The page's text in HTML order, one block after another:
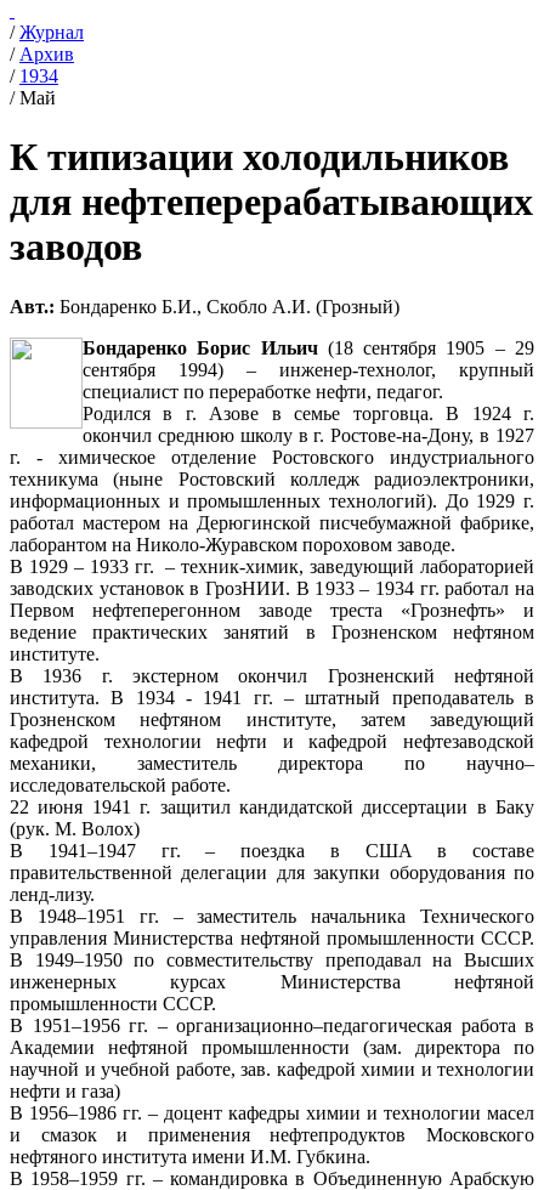
/Журнал
/ Архив
/ 1934
/Май
К типизации холодильников
для нефтеперерабатывающих
заводов
Авт.: Бондаренко Б.И., Скобло А.И. (Грозный)
Бондаренко Борис Ильич (18 сентября 1905 – 29
сентября 1994) – инженер-технолог, крупный
специалист по переработке нефти, педагог.
Родился в г. Азове в семье торговца. В 1924 г.
окончил среднюю школу в г. Ростове-на-Дону, в 1927
г. - химическое отделение Ростовского индустриального
техникума (ныне Ростовский колледж радиоэлектроники,
информационных и промышленных технологий). До 1929 г.
работал мастером на Дерюгинской писчебумажной фабрике,
лаборантом на Николо-Журавском пороховом заводе.
В 1929 – 1933 гг. – техник-химик, заведующий лабораторией
заводских установок в ГрозНИИ. В 1933 – 1934 гг. работал на
Первом нефтеперегонном заводе треста «Грознефть» и
ведение практических занятий в Грозненском нефтяном
институте.
В 1936 г. экстерном окончил Грозненский нефтяной
института. В 1934 - 1941 гг. – штатный преподаватель в
Грозненском нефтяном институте, затем заведующий
кафедрой технологии нефти и кафедрой нефтезаводской
механики, заместитель директора по научно–
исследовательской работе.
22 июня 1941 г. защитил кандидатской диссертации в Баку
(рук. М. Волох)
В 1941–1947 гг. – поездка в США в составе
правительственной делегации для закупки оборудования по
ленд-лизу.
В 1948–1951 гг. – заместитель начальника Технического
управления Министерства нефтяной промышленности СССР.
В 1949–1950 по совместительству преподавал на Высших
инженерных курсах Министерства нефтяной
промышленности СССР.
В 1951–1956 гг. – организационно–педагогическая работа в
Академии нефтяной промышленности (зам. директора по
научной и учебной работе, зав. кафедрой химии и технологии
нефти и газа)
В 1956–1986 гг. – доцент кафедры химии и технологии масел
и смазок и применения нефтепродуктов Московского
нефтяного института имени И.М. Губкина.
В 1958–1959 гг. – командировка в Объединенную Арабскую